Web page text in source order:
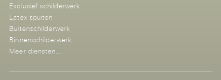
Exclusief schilderwerk
Latex spuiten
Buitenschilderwerk
Binnenschilderwerk
Meer diensten...